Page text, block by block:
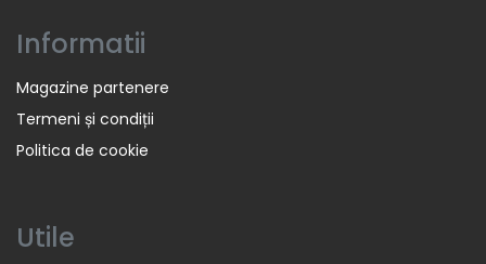
Informatii
Magazine partenere
Termeni și condiții
Politica de cookie
Utile